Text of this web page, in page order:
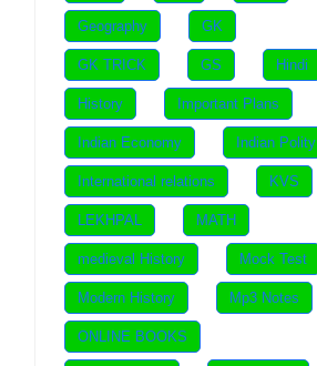
Geography GK
GK TRICK GS Hindi
History Important Plans
Indian Economy Indian Polity
International relations KVS
LEKHPAL MATH
medieval History Mock Test
Modern History Mp3 Notes
ONLINE BOOKS